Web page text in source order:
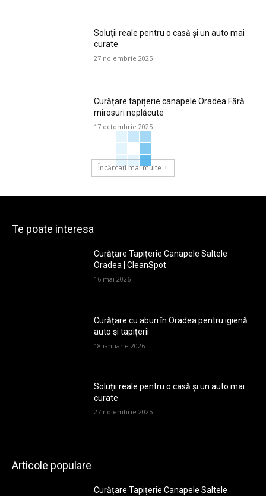
Soluții reale pentru o casă și un auto mai
curate
27 noiembrie 2025
Curățare tapițerie canapele Oradea Fără
mirosuri neplăcute
17 octombrie 2025
Încărcați mai multe
Te poate interesa
Curățare Tapițerie Canapele Saltele
Oradea | CleanSpot
16 mai 2026
Curățare cu aburi în Oradea pentru igienă
auto și tapițerii
18 ianuarie 2026
Soluții reale pentru o casă și un auto mai
curate
27 noiembrie 2025
Articole populare
Curățare Tapițerie Canapele Saltele